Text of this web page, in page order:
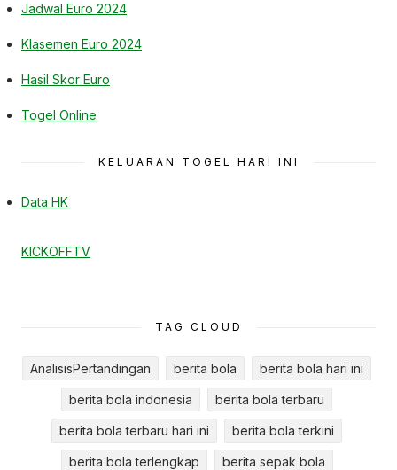
Jadwal Euro 2024
Klasemen Euro 2024
Hasil Skor Euro
Togel Online
KELUARAN TOGEL HARI INI
Data HK
KICKOFFTV
TAG CLOUD
AnalisisPertandingan berita bola berita bola hari ini
berita bola indonesia berita bola terbaru
berita bola terbaru hari ini berita bola terkini
berita bola terlengkap berita sepak bola